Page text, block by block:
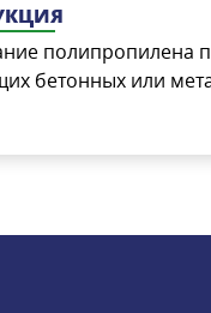
полипропилена
бетонных или